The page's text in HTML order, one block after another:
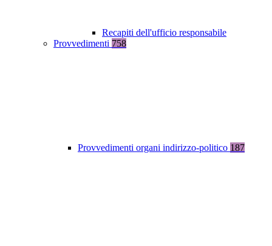
Recapiti dell'ufficio responsabile
Provvedimenti 758
Provvedimenti organi indirizzo-politico 187